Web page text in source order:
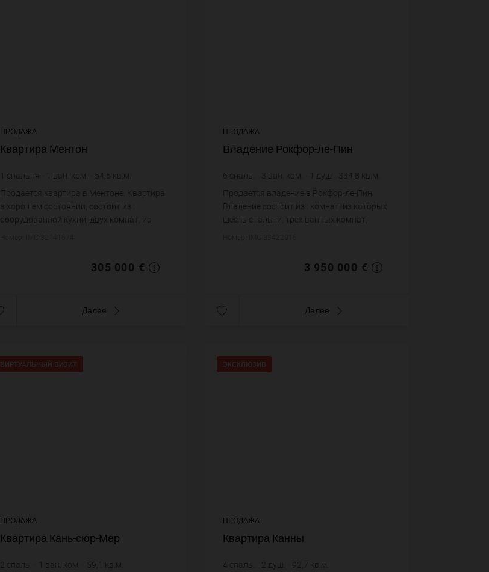
ПРОДАЖА
Квартира Ментон
спальня ван. ком. 54,5 кв.м.
5 596,33 €
цена за кв.м.
Продается квартира в Ментоне. Квартира
в хорошем состоянии, состоит из :
оборудованной кухни, двух комнат, из
305 000 €
Далее
ПРОДАЖА
Владение Рокфор-ле-Пин
6 спаль. 3 ван. ком. душ 334,8 кв.м.
17 000кв.м. зем. уч.
11 798,09 € цена за кв.м.
Продается владение в Рокфор-ле-Пин.
Владение состоит из : комнат, из которых
шесть спальни, трех ванных комнат,
3 950 000 €
Далее
ВИРТУАЛЬНЫЙ ВИЗИТ
ПРОДАЖА
Квартира Кань-сюр-Мер
2 спаль. ван. ком. 59,1
кв.м.
ЭКСКЛЮЗИВ
ПРОДАЖА
Квартира Канны
4 спаль. 2 душ. 92,7 кв.м.